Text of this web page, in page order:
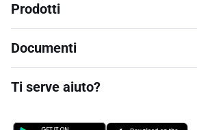
Prodotti
Documenti
Ti serve aiuto?